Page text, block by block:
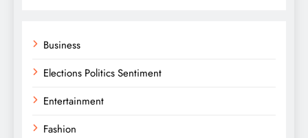
Business
Elections Politics Sentiment
Entertainment
Fashion